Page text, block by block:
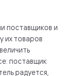
поставщиков и
их товаров
поставщик
радуется,